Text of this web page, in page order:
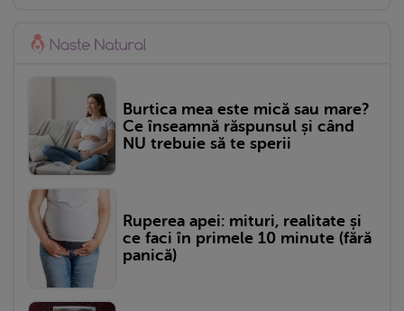
Burtica mea este mică sau mare?
Ce înseamnă răspunsul și când
NU trebuie să te sperii
Ruperea apei: mituri, realitate și
ce faci în primele 10 minute (fără
panică)